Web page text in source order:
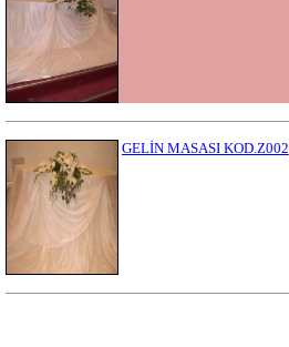
GELİN MASASI KOD.Z002